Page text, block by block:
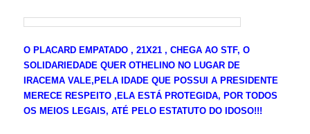
O PLACARD EMPATADO , 21X21 , CHEGA AO STF, O
SOLIDARIEDADE QUER OTHELINO NO LUGAR DE
IRACEMA VALE,PELA IDADE QUE POSSUI A PRESIDENTE
MERECE RESPEITO ,ELA ESTÁ PROTEGIDA, POR TODOS
OS MEIOS LEGAIS, ATÉ PELO ESTATUTO DO IDOSO!!!